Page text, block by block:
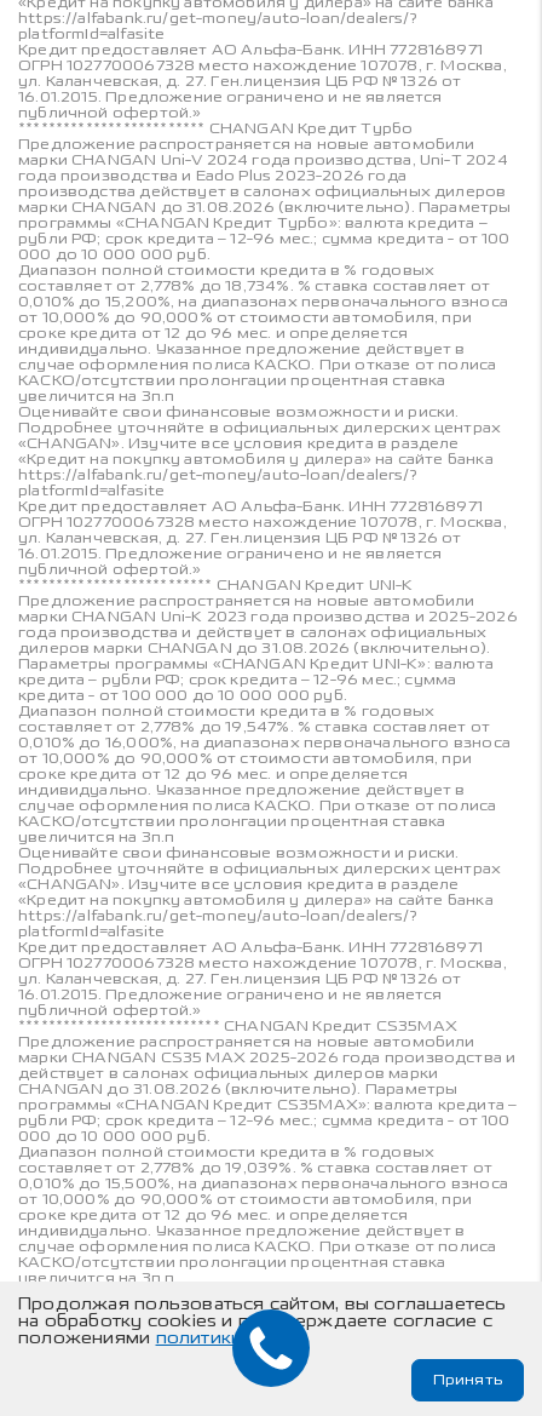
https://alfabank.ru/get-money/auto-loan/dealers/?
platformId=alfasite
Кредит предоставляет АО Альфа-Банк. ИНН 7728168971
ОГРН 1027700067328 место нахождение 107078, г. Москва,
ул. Каланчевская, д. 27. Ген.лицензия ЦБ РФ № 1326 от
16.01.2015. Предложение ограничено и не является
публичной офертой.»
************************* CHANGAN Кредит Турбо
Предложение распространяется на новые автомобили
марки CHANGAN Uni-V 2024 года производства, Uni-T 2024
года производства и Eado Plus 2023-2026 года
производства действует в салонах официальных дилеров
марки CHANGAN до 31.08.2026 (включительно). Параметры
программы «CHANGAN Кредит Турбо»: валюта кредита –
рубли РФ; срок кредита – 12-96 мес.; сумма кредита - от 100
000 до 10 000 000 руб.
Диапазон полной стоимости кредита в % годовых
составляет от 2,778% до 18,734%. % ставка составляет от
0,010% до 15,200%, на диапазонах первоначального взноса
от 10,000% до 90,000% от стоимости автомобиля, при
сроке кредита от 12 до 96 мес. и определяется
индивидуально. Указанное предложение действует в
случае оформления полиса КАСКО. При отказе от полиса
КАСКО/отсутствии пролонгации процентная ставка
увеличится на 3п.п
Оценивайте свои финансовые возможности и риски.
Подробнее уточняйте в официальных дилерских центрах
«CHANGAN». Изучите все условия кредита в разделе
«Кредит на покупку автомобиля у дилера» на сайте банка
https://alfabank.ru/get-money/auto-loan/dealers/?
platformId=alfasite
Кредит предоставляет АО Альфа-Банк. ИНН 7728168971
ОГРН 1027700067328 место нахождение 107078, г. Москва,
ул. Каланчевская, д. 27. Ген.лицензия ЦБ РФ № 1326 от
16.01.2015. Предложение ограничено и не является
публичной офертой.»
************************** CHANGAN Кредит UNI-K
Предложение распространяется на новые автомобили
марки CHANGAN Uni-K 2023 года производства и 2025-2026
года производства и действует в салонах официальных
дилеров марки CHANGAN до 31.08.2026 (включительно).
Параметры программы «CHANGAN Кредит UNI-K»: валюта
кредита – рубли РФ; срок кредита – 12-96 мес.; сумма
кредита - от 100 000 до 10 000 000 руб.
Диапазон полной стоимости кредита в % годовых
составляет от 2,778% до 19,547%. % ставка составляет от
0,010% до 16,000%, на диапазонах первоначального взноса
от 10,000% до 90,000% от стоимости автомобиля, при
сроке кредита от 12 до 96 мес. и определяется
индивидуально. Указанное предложение действует в
случае оформления полиса КАСКО. При отказе от полиса
КАСКО/отсутствии пролонгации процентная ставка
увеличится на 3п.п
Оценивайте свои финансовые возможности и риски.
Подробнее уточняйте в официальных дилерских центрах
«CHANGAN». Изучите все условия кредита в разделе
«Кредит на покупку автомобиля у дилера» на сайте банка
https://alfabank.ru/get-money/auto-loan/dealers/?
platformId=alfasite
Кредит предоставляет АО Альфа-Банк. ИНН 7728168971
ОГРН 1027700067328 место нахождение 107078, г. Москва,
ул. Каланчевская, д. 27. Ген.лицензия ЦБ РФ № 1326 от
16.01.2015. Предложение ограничено и не является
публичной офертой.»
*************************** CHANGAN Кредит CS35MAX
Предложение распространяется на новые автомобили
марки CHANGAN CS35 MAX 2025-2026 года производства и
действует в салонах официальных дилеров марки
CHANGAN до 31.08.2026 (включительно). Параметры
программы «CHANGAN Кредит CS35MAX»: валюта кредита –
рубли РФ; срок кредита – 12-96 мес.; сумма кредита - от 100
000 до 10 000 000 руб.
Диапазон полной стоимости кредита в % годовых
составляет от 2,778% до 19,039%. % ставка составляет от
0,010% до 15,500%, на диапазонах первоначального взноса
от 10,000% до 90,000% от стоимости автомобиля, при
сроке кредита от 12 до 96 мес. и определяется
индивидуально. Указанное предложение действует в
случае оформления полиса КАСКО. При отказе от полиса
КАСКО/отсутствии пролонгации процентная ставка
увеличится на 3п.п
Подробнее уточняйте в официальных дилерских центрах
«CHANGAN». Изучите все условия кредита в разделе
«Кредит на покупку автомобиля у дилера» на сайте банка
https://alfabank.ru/get-money/auto-loan/dealers/?
Кредит предоставляет АО Альфа-Банк. ИНН 7728168971
ОГРН 1027700067328 место нахождение 107078, г. Москва,
Продолжая пользоваться сайтом, вы соглашаетесь
на обработку cookies и подтверждаете согласие с
положениями политики
Принять